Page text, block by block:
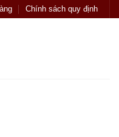
Chính sách quy định